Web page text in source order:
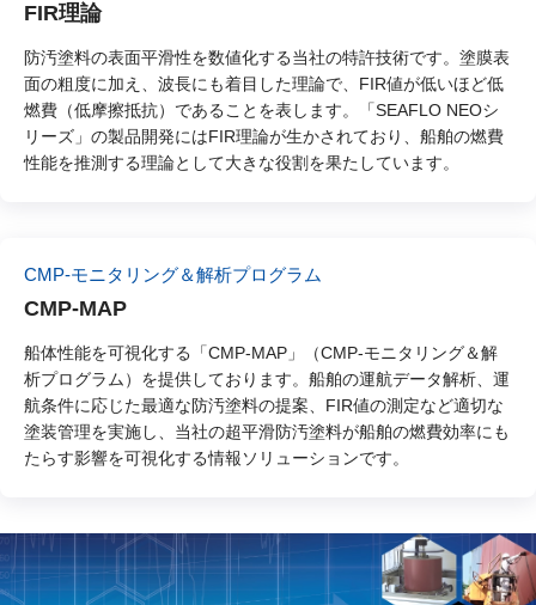
FIR理論
防汚塗料の表面平滑性を数値化する当社の特許技術です。塗膜表
面の粗度に加え、波長にも着目した理論で、FIR値が低いほど低
燃費（低摩擦抵抗）であることを表します。「SEAFLO NEOシ
リーズ」の製品開発にはFIR理論が生かされており、船舶の燃費
性能を推測する理論として大きな役割を果たしています。
CMP-モニタリング＆解析プログラム
CMP-MAP
船体性能を可視化する「CMP-MAP」（CMP-モニタリング＆解
析プログラム）を提供しております。船舶の運航データ解析、運
航条件に応じた最適な防汚塗料の提案、FIR値の測定など適切な
塗装管理を実施し、当社の超平滑防汚塗料が船舶の燃費効率にも
たらす影響を可視化する情報ソリューションです。